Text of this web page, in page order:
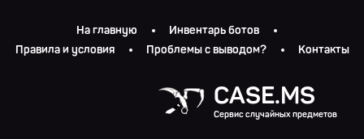
На главную
Инвентарь ботов
Правила и условия
Проблемы с выводом? Контакты
CASE.MS
Сервис случайных предметов